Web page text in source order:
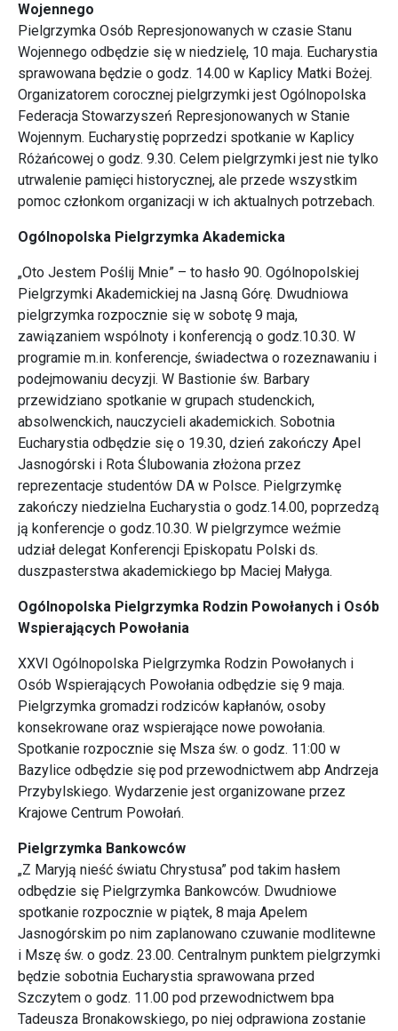
Wojennego
Pielgrzymka Osób Represjonowanych w czasie Stanu
Wojennego odbędzie się w niedzielę, 10 maja. Eucharystia
sprawowana będzie o godz. 14.00 w Kaplicy Matki Bożej.
Organizatorem corocznej pielgrzymki jest Ogólnopolska
Federacja Stowarzyszeń Represjonowanych w Stanie
Wojennym. Eucharystię poprzedzi spotkanie w Kaplicy
Różańcowej o godz. 9.30. Celem pielgrzymki jest nie tylko
utrwalenie pamięci historycznej, ale przede wszystkim
pomoc członkom organizacji w ich aktualnych potrzebach.
Ogólnopolska Pielgrzymka Akademicka
„Oto Jestem Poślij Mnie” – to hasło 90. Ogólnopolskiej
Pielgrzymki Akademickiej na Jasną Górę. Dwudniowa
pielgrzymka rozpocznie się w sobotę 9 maja,
zawiązaniem wspólnoty i konferencją o godz.10.30. W
programie m.in. konferencje, świadectwa o rozeznawaniu i
podejmowaniu decyzji. W Bastionie św. Barbary
przewidziano spotkanie w grupach studenckich,
absolwenckich, nauczycieli akademickich. Sobotnia
Eucharystia odbędzie się o 19.30, dzień zakończy Apel
Jasnogórski i Rota Ślubowania złożona przez
reprezentacje studentów DA w Polsce. Pielgrzymkę
zakończy niedzielna Eucharystia o godz.14.00, poprzedzą
ją konferencje o godz.10.30. W pielgrzymce weźmie
udział delegat Konferencji Episkopatu Polski ds.
duszpasterstwa akademickiego bp Maciej Małyga.
Ogólnopolska Pielgrzymka Rodzin Powołanych i Osób
Wspierających Powołania
XXVI Ogólnopolska Pielgrzymka Rodzin Powołanych i
Osób Wspierających Powołania odbędzie się 9 maja.
Pielgrzymka gromadzi rodziców kapłanów, osoby
konsekrowane oraz wspierające nowe powołania.
Spotkanie rozpocznie się Msza św. o godz. 11:00 w
Bazylice odbędzie się pod przewodnictwem abp Andrzeja
Przybylskiego. Wydarzenie jest organizowane przez
Krajowe Centrum Powołań.
Pielgrzymka Bankowców
„Z Maryją nieść światu Chrystusa” pod takim hasłem
odbędzie się Pielgrzymka Bankowców. Dwudniowe
spotkanie rozpocznie w piątek, 8 maja Apelem
Jasnogórskim po nim zaplanowano czuwanie modlitewne
i Mszę św. o godz. 23.00. Centralnym punktem pielgrzymki
będzie sobotnia Eucharystia sprawowana przed
Szczytem o godz. 11.00 pod przewodnictwem bpa
Tadeusza Bronakowskiego, po niej odprawiona zostanie